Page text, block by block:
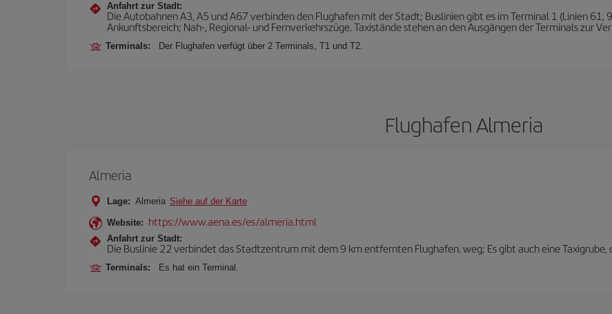
Anfahrt zur Stadt:
Die Autobahnen A3, A5 und A67 verbinden den Flughafen mit der Stadt; Buslinien gibt es im Terminal 1 (Linien
Ankunftsbereich; Nah-, Regional- und Fernverkehrszüge. Taxistände stehen an den Ausgängen der Terminals zur
Terminals: Der Flughafen verfügt über 2 Terminals, T1 und T2.
Flughafen Almeria
Almeria
Lage: Almeria Siehe auf der Karte
Website: https://www.aena.es/es/almeria.html
Anfahrt zur Stadt:
Die Buslinie 22 verbindet das Stadtzentrum mit dem 9 km entfernten Flughafen. weg; Es gibt auch eine
Terminals: Es hat ein Terminal.